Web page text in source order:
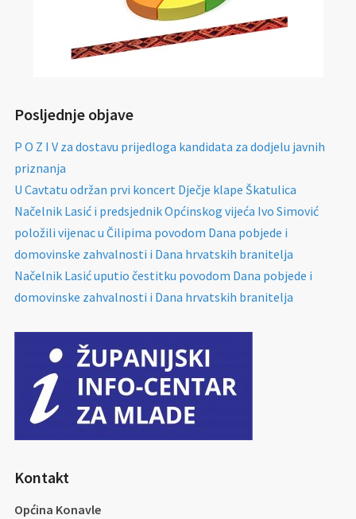
Posljednje objave
P O Z I V za dostavu prijedloga kandidata za dodjelu javnih
priznanja
U Cavtatu održan prvi koncert Dječje klape Škatulica
Načelnik Lasić i predsjednik Općinskog vijeća Ivo Simović
položili vijenac u Čilipima povodom Dana pobjede i
domovinske zahvalnosti i Dana hrvatskih branitelja
Načelnik Lasić uputio čestitku povodom Dana pobjede i
domovinske zahvalnosti i Dana hrvatskih branitelja
Kontakt
Općina Konavle